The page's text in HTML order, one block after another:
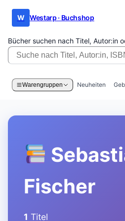
W Westarp · Buchshop
Bücher suchen nach Titel, Autor:in
Warengruppen Neuheiten
Fischer
1 Titel